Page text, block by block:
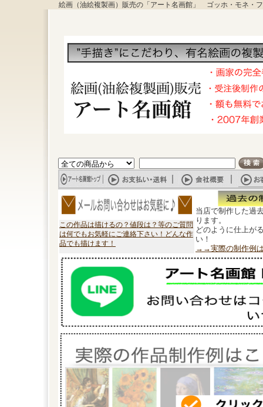
絵画（油絵複製画）販売の「アート名画館」 ゴッホ・モネ・
この作品は描けるの？値段は？等のご質問
は何でもお気軽にご連絡下さい！どんな作
品でも描けます！
当店で制作した過
ります。
どのように仕上が
い！
→→実際の制作例